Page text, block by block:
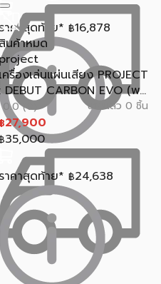
ราคาสุดท้าย* ฿16,878
สินค้าหมด
project
เครื่องเล่นแผ่นเสียง PROJECT
DEBUT CARBON EVO (พ...
0.0 (0) ขายแล้ว 0 ชิ้น
฿27,900
35,000
ราคาสุดท้าย* ฿24,638